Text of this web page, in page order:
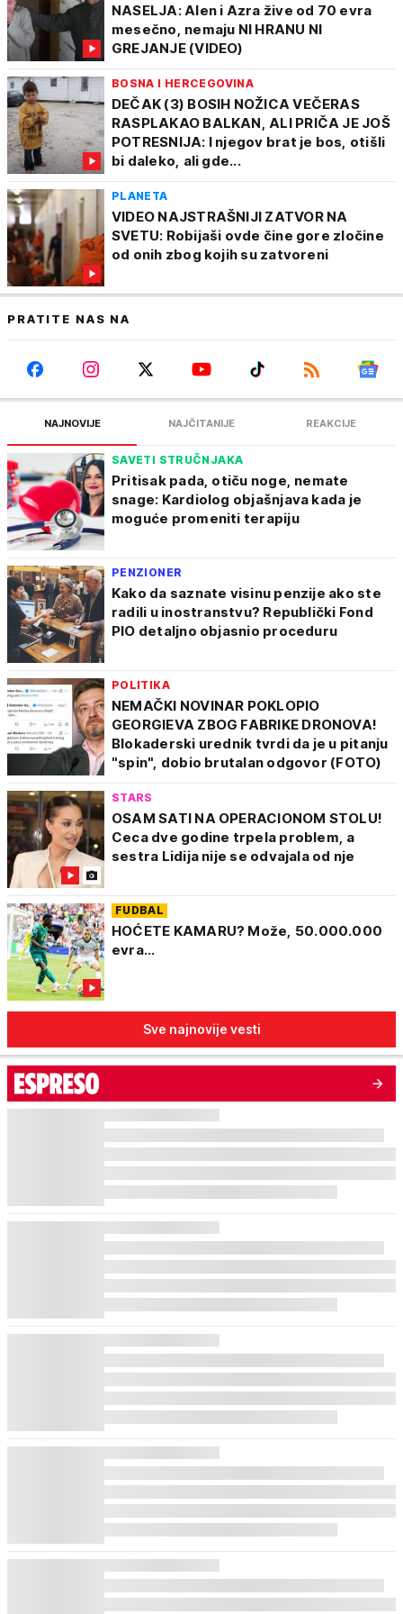
NASELJA: Alen i Azra žive od 70 evra
mesečno, nemaju NI HRANU NI
GREJANJE (VIDEO)
BOSNA I HERCEGOVINA
DEČAK (3) BOSIH NOŽICA VEČERAS
RASPLAKAO BALKAN, ALI PRIČA JE JOŠ
POTRESNIJA: I njegov brat je bos, otišli
bi daleko, ali gde...
PLANETA
VIDEO NAJSTRAŠNIJI ZATVOR NA
SVETU: Robijaši ovde čine gore zločine
od onih zbog kojih su zatvoreni
PRATITE NAS NA
NAJNOVIJE NAJČITANIJE REAKCIJE
SAVETI STRUČNJAKA
Pritisak pada, otiču noge, nemate
snage: Kardiolog objašnjava kada je
moguće promeniti terapiju
PENZIONER
Kako da saznate visinu penzije ako ste
radili u inostranstvu? Republički Fond
PIO detaljno objasnio proceduru
POLITIKA
NEMAČKI NOVINAR POKLOPIO
GEORGIEVA ZBOG FABRIKE DRONOVA!
Blokaderski urednik tvrdi da je u pitanju
"spin", dobio brutalan odgovor (FOTO)
STARS
OSAM SATI NA OPERACIONOM STOLU!
Ceca dve godine trpela problem, a
sestra Lidija nije se odvajala od nje
FUDBAL
HOĆETE KAMARU? Može, 50.000.000
evra...
Sve najnovije vesti